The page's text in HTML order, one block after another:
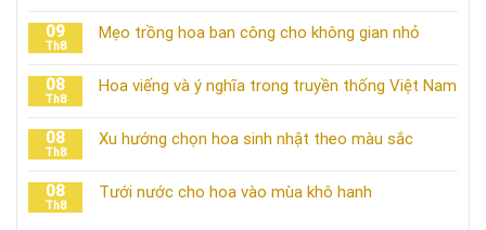
09
Th8
Mẹo trồng hoa ban công cho không gian nhỏ
08
Th8
Hoa viếng và ý nghĩa trong truyền thống Việt Nam
08
Th8
Xu hướng chọn hoa sinh nhật theo màu sắc
08
Th8
Tưới nước cho hoa vào mùa khô hanh